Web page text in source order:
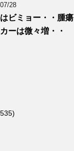
28
ビミョー・・腫瘍
ーは微々増・・